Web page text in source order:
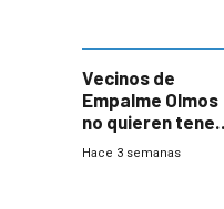
Vecinos de
Empalme Olmos
no quieren tener
cerca una planta
Hace 3 semanas